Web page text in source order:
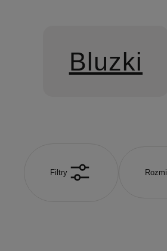
Bluzki
Filtry